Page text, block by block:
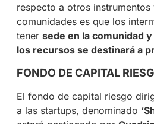
respecto a otros
comunidades es que los
tener sede en la comunidad
los recursos se destinará a
FONDO DE CAPITAL
El fondo de capital riesgo
a las startups, denominado